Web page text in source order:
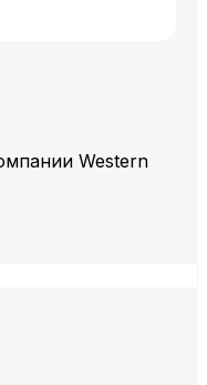
Western